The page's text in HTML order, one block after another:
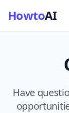
HowtoAI
Have